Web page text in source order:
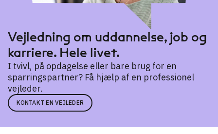
Vejledning om uddannelse, job og
karriere. Hele livet.
I tvivl, på opdagelse eller bare brug for en
sparringspartner? Få hjælp af en professionel
vejleder.
KONTAKT EN VEJLEDER